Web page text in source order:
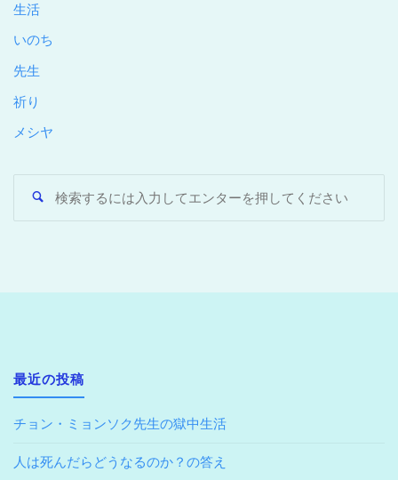
生活
いのち
先生
祈り
メシヤ
最近の投稿
チョン・ミョンソク先生の獄中生活
人は死んだらどうなるのか？の答え